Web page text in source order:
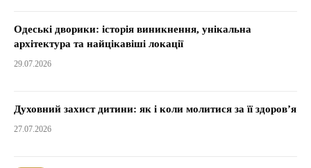
Одеські дворики: історія виникнення, унікальна
архітектура та найцікавіші локації
29.07.2026
Духовний захист дитини: як і коли молитися за її здоров’я
27.07.2026